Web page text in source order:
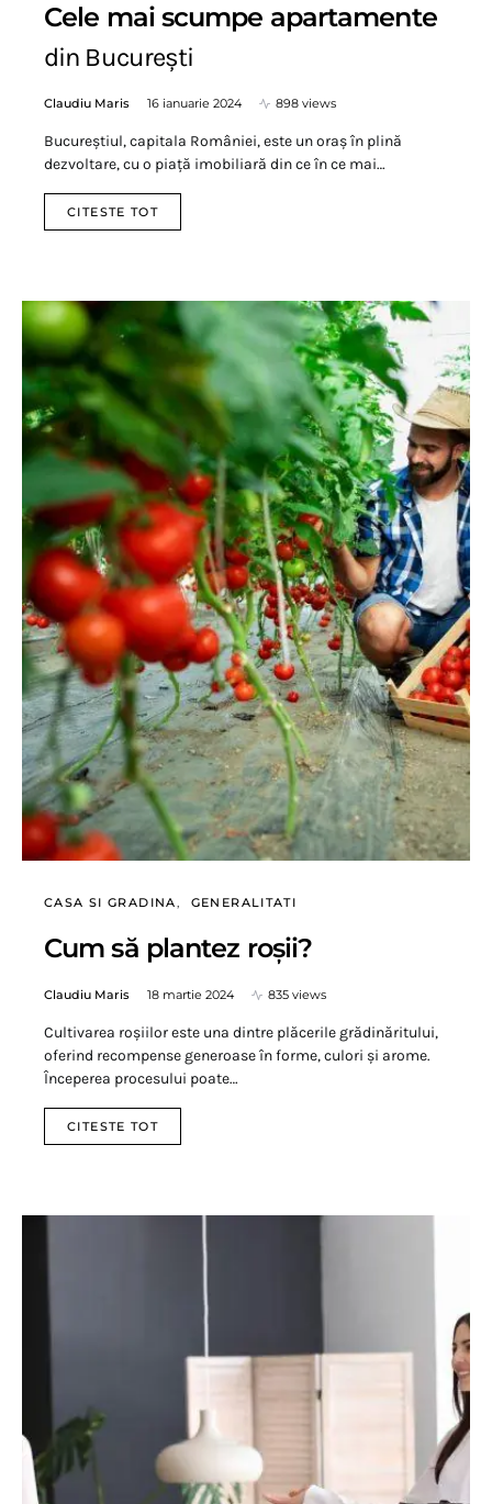
Cele mai scumpe apartamente
din București
Claudiu Maris 16 ianuarie 2024 898 views
Bucureștiul, capitala României, este un oraș în plină
dezvoltare, cu o piață imobiliară din ce în ce mai…
CITESTE TOT
CASA SI GRADINA GENERALITATI
Cum să plantez roșii?
Claudiu Maris 18 martie 2024 835 views
Cultivarea roșiilor este una dintre plăcerile grădinăritului,
oferind recompense generoase în forme, culori și arome.
Începerea procesului poate…
CITESTE TOT